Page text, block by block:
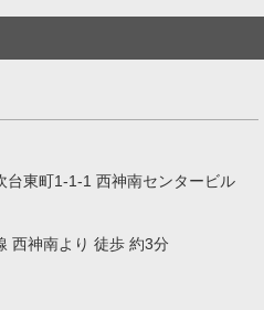
台東町1-1-1 西神南センタービル
西神南より 徒歩 約3分